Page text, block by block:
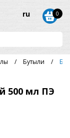
ru 0
Бутыли
500 мл ПЭ